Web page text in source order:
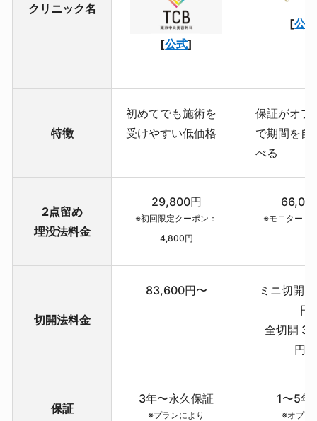
クリニック名
[公式]
[公式
特徴
初めてでも施術を
受けやすい低価格
保証がオプ
で期間を自
べる
2点留め
埋没法料金
29,800円
※初回限定クーポン：
4,800円
※モニター：
切開法料金
83,600円〜
ミニ切開
円
全切開
円〜
保証
3年〜永久保証
※プランにより
1〜5年
※オプシ